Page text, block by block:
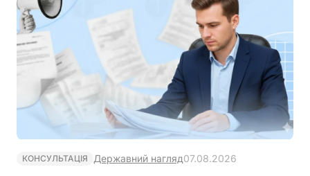
КОНСУЛЬТАЦІЯ Державний нагляд07.08.2026